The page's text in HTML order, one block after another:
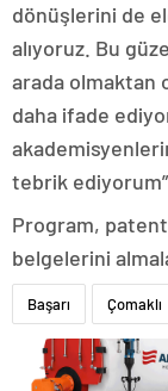
dönüşlerini de
alıyoruz. Bu
arada olmaktan
daha ifade
tebrik
Program,
belgelerini
Başarı Çomaklı